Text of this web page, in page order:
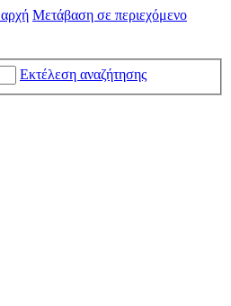
αρχή Μετάβαση σε περιεχόμενο
Εκτέλεση αναζήτησης